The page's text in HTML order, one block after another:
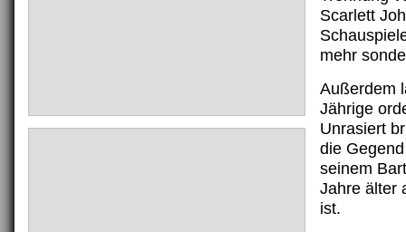
Scarlett
mehr
Außerdem
Jährige
Unrasiert
die
seinem
Jahre älter
ist.